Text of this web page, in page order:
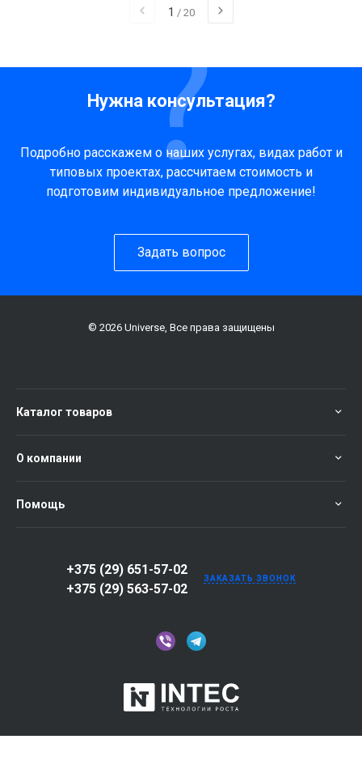
1 / 20
Нужна консультация?
Подробно расскажем о наших услугах, видах работ и
типовых проектах, рассчитаем стоимость и
подготовим индивидуальное предложение!
Задать вопрос
© 2026 Universe, Все права защищены
Каталог товаров
О компании
Помощь
+375 (29) 651-57-02
+375 (29) 563-57-02
ЗАКАЗАТЬ ЗВОНОК